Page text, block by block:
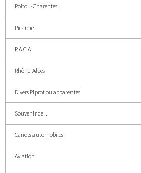
Poitou-Charentes
Picardie
P.A.C.A
Rhône-Alpes
Divers Piprot ou apparentés
Souvenir de ...
Canots automobiles
Aviation